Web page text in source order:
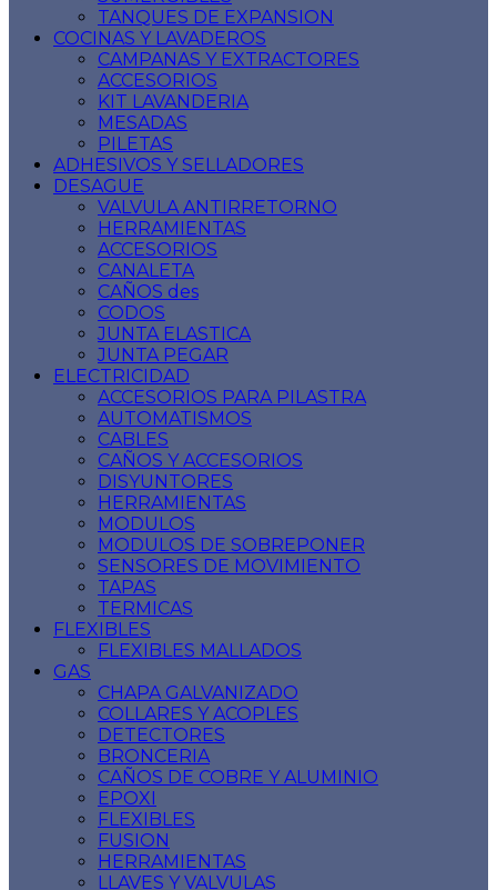
TANQUES DE EXPANSION
COCINAS Y LAVADEROS
CAMPANAS Y EXTRACTORES
ACCESORIOS
KIT LAVANDERIA
MESADAS
PILETAS
ADHESIVOS Y SELLADORES
DESAGUE
VALVULA ANTIRRETORNO
HERRAMIENTAS
ACCESORIOS
CANALETA
CAÑOS des
CODOS
JUNTA ELASTICA
JUNTA PEGAR
ELECTRICIDAD
ACCESORIOS PARA PILASTRA
AUTOMATISMOS
CABLES
CAÑOS Y ACCESORIOS
DISYUNTORES
HERRAMIENTAS
MODULOS
MODULOS DE SOBREPONER
SENSORES DE MOVIMIENTO
TAPAS
TERMICAS
FLEXIBLES
FLEXIBLES MALLADOS
GAS
CHAPA GALVANIZADO
COLLARES Y ACOPLES
DETECTORES
BRONCERIA
CAÑOS DE COBRE Y ALUMINIO
EPOXI
FLEXIBLES
FUSION
HERRAMIENTAS
LLAVES Y VALVULAS